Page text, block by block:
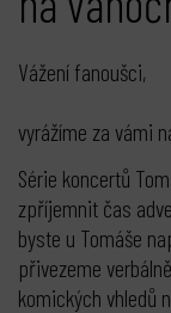
Vážení fanoušci,
vyrážíme za vámi
Série koncertů
zpříjemnit čas
byste u Tomáše
přivezeme
komických vhledů